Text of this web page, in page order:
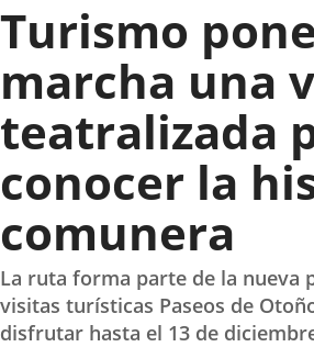
Turismo
marcha una
teatralizada
conocer la
comunera
La ruta forma parte de la nueva
visitas turísticas Paseos de
disfrutar hasta el 13 de